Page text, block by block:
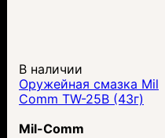
В наличии
Оружейная смазка Mil
Comm TW-25B (43г)
Mil-Comm